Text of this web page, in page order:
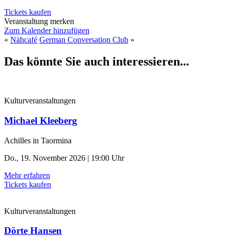
Tickets kaufen
Veranstaltung merken
Zum Kalender hinzufügen
« Nähcafé German Conversation Club »
Das könnte Sie auch interessieren...
Kulturveranstaltungen
Michael Kleeberg
Achilles in Taormina
Do., 19. November 2026 | 19:00 Uhr
Mehr erfahren
Tickets kaufen
Kulturveranstaltungen
Dörte Hansen